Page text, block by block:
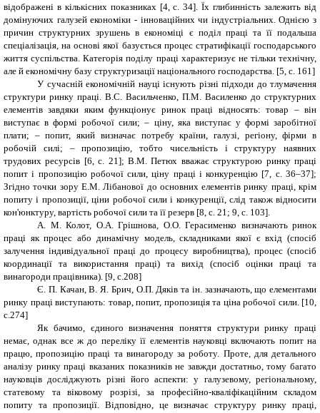
відображені в кількісних показниках [4, с. 34]. Їх глибинність залежить від
домінуючих галузей економіки - інноваційних чи індустріальних. Однією з
причин структурних зрушень в економіці є поділ праці та її подальша
спеціалізація, на основі якої базується процес стратифікації господарського
життя суспільства. Категорія поділу праці характеризує не тільки технічну,
але й економічну базу структуризації національного господарства. [5, c. 161]
У сучасній економічній науці існують різні підходи до тлумачення
структури ринку праці. В.С. Васильченко, П.М. Василенко до структурних
елементів завдяки яким функціонує ринок праці відносять: товар – він
виступає в формі робочої сили; – ціну, яка виступає у формі заробітної
плати; – попит, який визначає потребу країни, галузі, регіону, фірми в
робочій силі; – пропозицію, тобто чисельність і структуру наявних
трудових ресурсів [6, с. 21]; В.М. Петюх вважає структурою ринку праці
попит і пропозицію робочої сили, ціну праці і конкуренцію [7, с. 36–37];
Згідно точки зору Е.М. Лібанової до основних елементів ринку праці, крім
попиту і пропозиції, ціни робочої сили і конкуренції, слід також відносити
кон'юнктуру, вартість робочої сили та її резерв [8, с. 21; 9, с. 103].
А. М. Колот, О.А. Грішнова, О.О. Герасименко визначають ринок
праці як процес або динамічну модель, складниками якої є вхід (спосіб
залучення індивідуальної праці до процесу виробництва), процес (спосіб
координації та використання праці) та вихід (спосіб оцінки праці та
винагороди працівника). [9, c.208]
Є. П. Качан, В. Я. Брич, О.П. Дяків та ін. зазначають, що елементами
ринку праці виступають: товар, попит, пропозиція та ціна робочої сили. [10,
c.274]
Як бачимо, єдиного визначення поняття структури ринку праці
немає, однак все ж до переліку її елементів науковці включають попит на
працю, пропозицію праці та винагороду за роботу. Проте, для детального
аналізу ринку праці вказаних показників не завжди достатньо, тому багато
науковців досліджують різні його аспекти: у галузевому, регіональному,
статевому та віковому розрізі, за професійно-кваліфікаційним складом
попиту та пропозиції. Відповідно, це визначає структуру ринку праці,